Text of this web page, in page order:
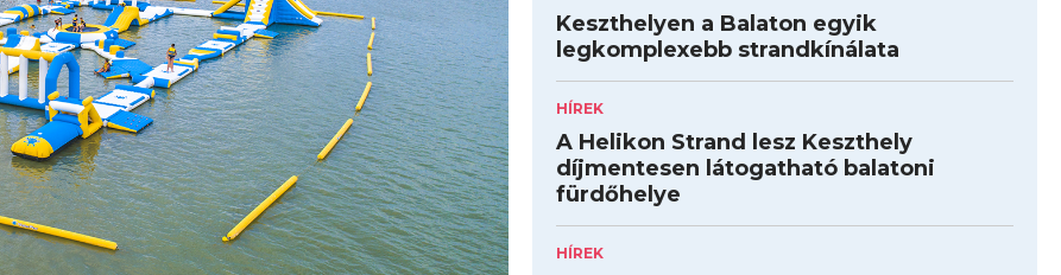
Keszthelyen a Balaton egyik
legkomplexebb strandkínálata
HÍREK
A Helikon Strand lesz Keszthely
díjmentesen látogatható balatoni
fürdőhelye
HÍREK